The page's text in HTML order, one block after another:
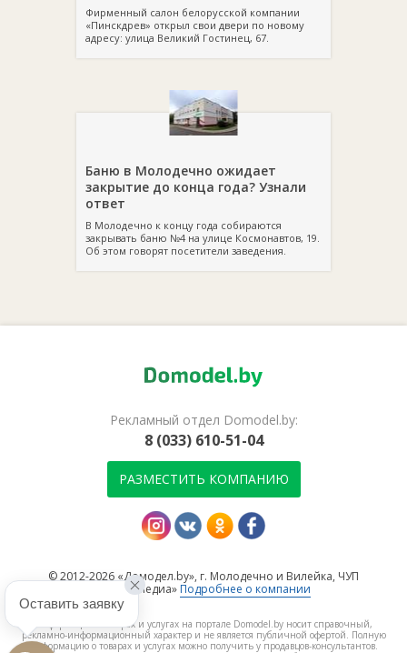
Фирменный салон белорусской компании
«Пинскдрев» открыл свои двери по новому
адресу: улица Великий Гостинец, 67.
Баню в Молодечно ожидает
закрытие до конца года? Узнали
ответ
В Молодечно к концу года собираются
закрывать баню №4 на улице Космонавтов, 19.
Об этом говорят посетители заведения.
Рекламный отдел Domodel.by:
8 (033) 610-51-04
РАЗМЕСТИТЬ КОМПАНИЮ
© 2012-2026 «Домодел.by», г. Молодечно и Вилейка, ЧУП
«БарокМедиа» Подробнее о компании
Информация о товарах и услугах на портале Domodel.by носит справочный,
рекламно-информационный характер и не является публичной офертой. Полную
информацию о товарах и услугах можно получить у продавцов-консультантов.
Оставить заявку